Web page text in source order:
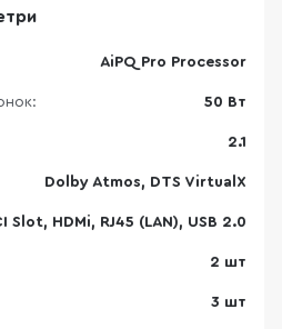
AiPQ Pro Processor
50 Вт
2.1
Dolby Atmos, DTS VirtualX
Slot, HDMi, RJ45 (LAN), USB 2.0
2 шт
3 шт